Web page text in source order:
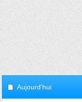
Aujourd'hui